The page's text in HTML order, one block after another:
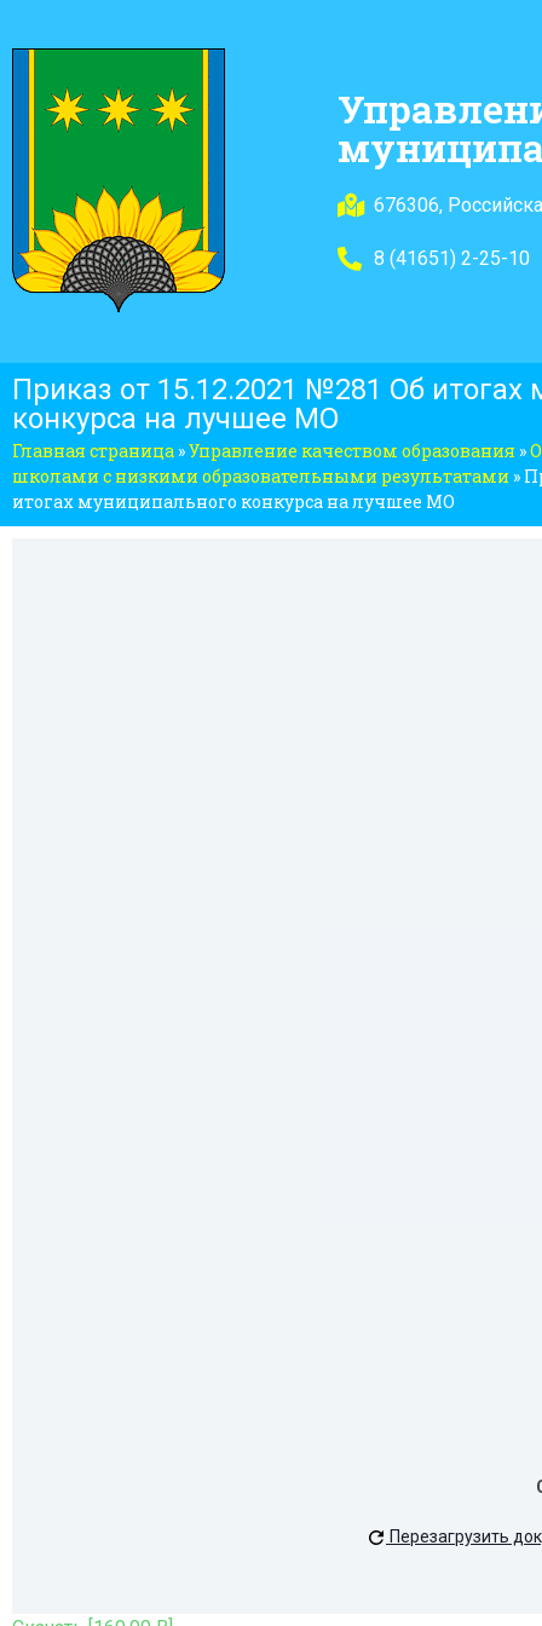
676306,
8 (41651) 2-25-10
Приказ от 15.12.2021 №281 Об итогах
конкурса на лучшее МО
Главная страница »Управление качеством образования »
школами с низкими образовательными результатами »
итогах муниципального конкурса на лучшее МО
Перезагрузить